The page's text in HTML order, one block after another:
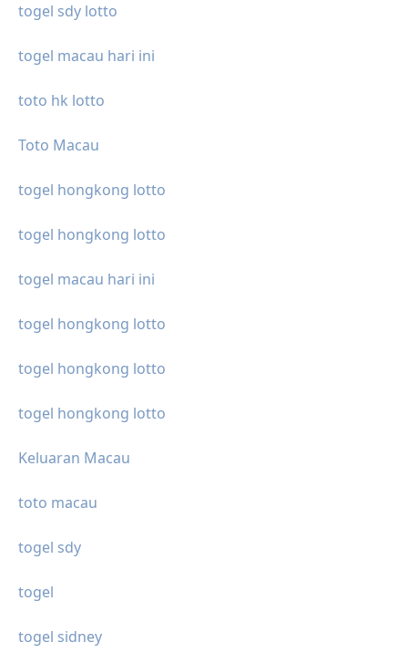
togel sdy lotto
togel macau hari ini
toto hk lotto
Toto Macau
togel hongkong lotto
togel hongkong lotto
togel macau hari ini
togel hongkong lotto
togel hongkong lotto
togel hongkong lotto
Keluaran Macau
toto macau
togel sdy
togel
togel sidney